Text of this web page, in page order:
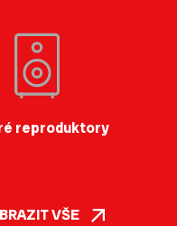
reproduktory
VŠE